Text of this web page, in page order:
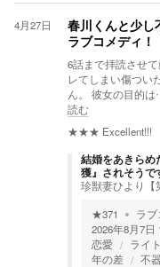
4月27日
春川くんと少し
ラブコメディ！
6話まで拝読させ
レてしまい傷つい
ん。 彼女の目的
読む
★★★ Excellent!!!
結婚をあきらめ
獲』されそうで
珍獣妻ひより【
★371 ラブ
2026年8月7日
恋愛
ライ
年の差
不